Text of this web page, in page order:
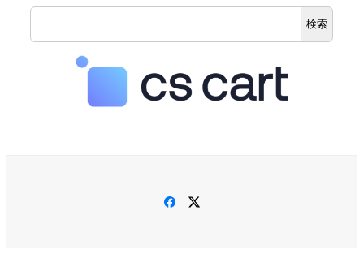
検索
Facebook